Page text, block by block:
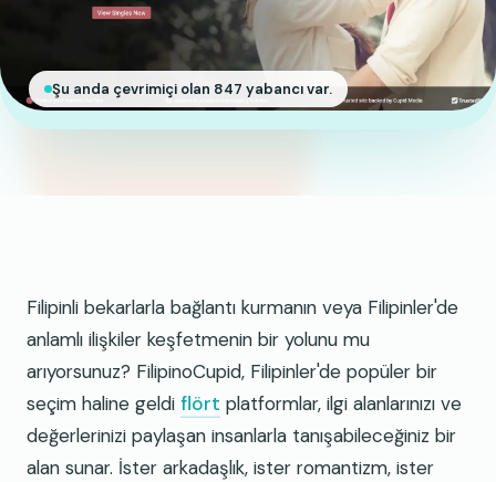
Şu anda çevrimiçi olan 847 yabancı var.
Filipinli bekarlarla bağlantı kurmanın veya Filipinler'de
anlamlı ilişkiler keşfetmenin bir yolunu mu
arıyorsunuz? FilipinoCupid, Filipinler'de popüler bir
seçim haline geldi flört platformlar, ilgi alanlarınızı ve
değerlerinizi paylaşan insanlarla tanışabileceğiniz bir
alan sunar. İster arkadaşlık, ister romantizm, ister